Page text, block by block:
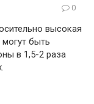
0
высокая
быть
в 1,5-2 раза